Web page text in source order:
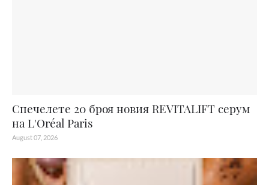
Спечелете 20 броя новия REVITALIFT серум
на L'Oréal Paris
August 07, 2026